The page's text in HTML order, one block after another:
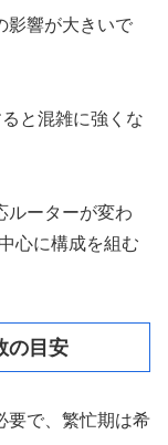
影響が大きいで
と混雑に強くな
ルーターが変わ
心に構成を組む
の目安
要で、繁忙期は希